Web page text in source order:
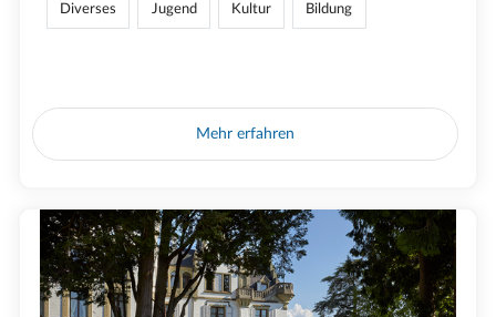
Diverses Jugend Kultur Bildung
Mehr erfahren